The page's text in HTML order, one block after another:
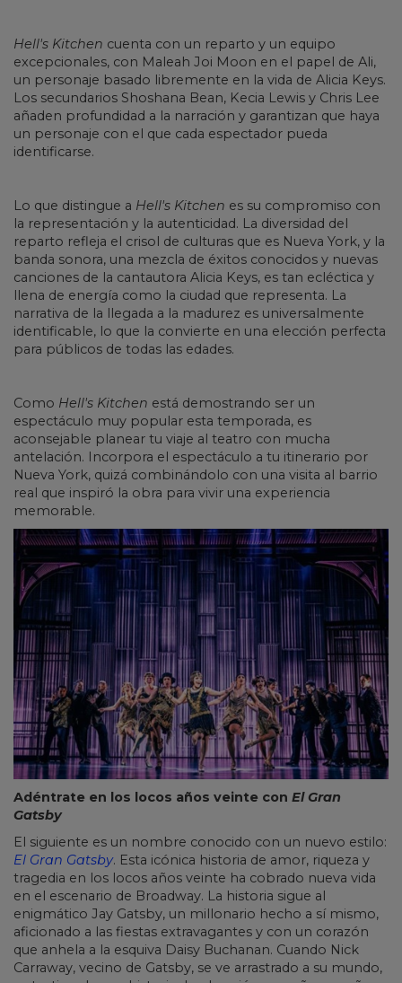
Hell's Kitchen cuenta con un reparto y un equipo
excepcionales, con Maleah Joi Moon en el papel de Ali,
un personaje basado libremente en la vida de Alicia Keys.
Los secundarios Shoshana Bean, Kecia Lewis y Chris Lee
añaden profundidad a la narración y garantizan que haya
un personaje con el que cada espectador pueda
identificarse.
Lo que distingue a Hell's Kitchen es su compromiso con
la representación y la autenticidad. La diversidad del
reparto refleja el crisol de culturas que es Nueva York, y la
banda sonora, una mezcla de éxitos conocidos y nuevas
canciones de la cantautora Alicia Keys, es tan ecléctica y
llena de energía como la ciudad que representa. La
narrativa de la llegada a la madurez es universalmente
identificable, lo que la convierte en una elección perfecta
para públicos de todas las edades.
Como Hell's Kitchen está demostrando ser un
espectáculo muy popular esta temporada, es
aconsejable planear tu viaje al teatro con mucha
antelación. Incorpora el espectáculo a tu itinerario por
Nueva York, quizá combinándolo con una visita al barrio
real que inspiró la obra para vivir una experiencia
memorable.
Adéntrate en los locos años veinte con El Gran
Gatsby
El siguiente es un nombre conocido con un nuevo estilo:
El Gran Gatsby. Esta icónica historia de amor, riqueza y
tragedia en los locos años veinte ha cobrado nueva vida
en el escenario de Broadway. La historia sigue al
enigmático Jay Gatsby, un millonario hecho a sí mismo,
aficionado a las fiestas extravagantes y con un corazón
que anhela a la esquiva Daisy Buchanan. Cuando Nick
Carraway, vecino de Gatsby, se ve arrastrado a su mundo,